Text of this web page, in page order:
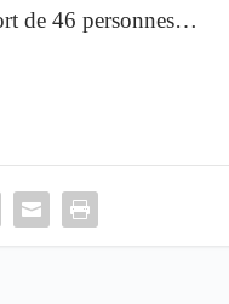
de 46 personnes…